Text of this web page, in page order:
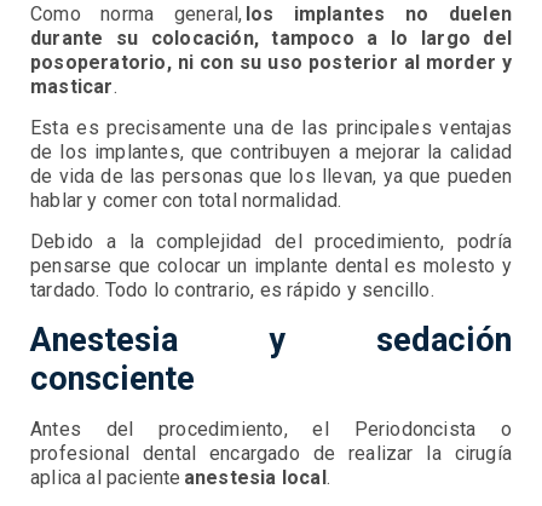
Como norma general, los implantes no duelen
durante su colocación, tampoco a lo largo del
posoperatorio, ni con su uso posterior al morder y
masticar.
Esta es precisamente una de las principales ventajas
de los implantes, que contribuyen a mejorar la calidad
de vida de las personas que los llevan, ya que pueden
hablar y comer con total normalidad.
Debido a la complejidad del procedimiento, podría
pensarse que colocar un implante dental es molesto y
tardado. Todo lo contrario, es rápido y sencillo.
Anestesia y sedación
consciente
Antes del procedimiento, el Periodoncista o
profesional dental encargado de realizar la cirugía
aplica al paciente anestesia local.